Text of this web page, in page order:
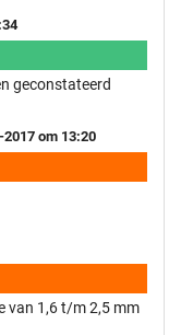
geconstateerd
om 13:20
van 1,6 t/m 2,5 mm